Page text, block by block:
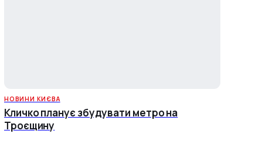
НОВИНИ КИЄВА
Кличко планує збудувати метро на
Троєщину